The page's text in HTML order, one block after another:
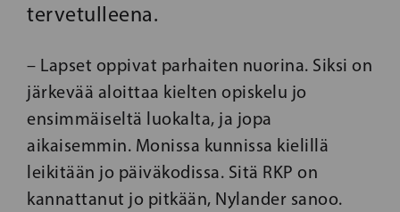
tervetulleena.
– Lapset oppivat parhaiten nuorina. Siksi on
järkevää aloittaa kielten opiskelu jo
ensimmäiseltä luokalta, ja jopa
aikaisemmin. Monissa kunnissa kielillä
leikitään jo päiväkodissa. Sitä RKP on
kannattanut jo pitkään, Nylander sanoo.